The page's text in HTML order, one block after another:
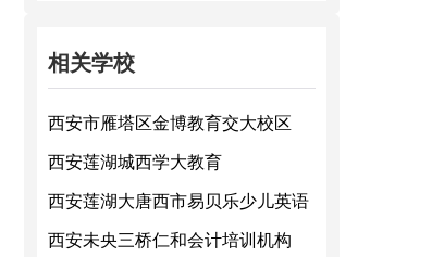
相关学校
西安市雁塔区金博教育交大校区
西安莲湖城西学大教育
西安莲湖大唐西市易贝乐少儿英语
西安未央三桥仁和会计培训机构